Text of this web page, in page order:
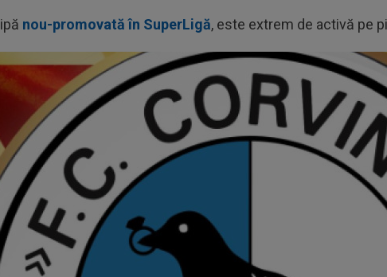
nou-promovată în SuperLigă, este extrem de activă pe